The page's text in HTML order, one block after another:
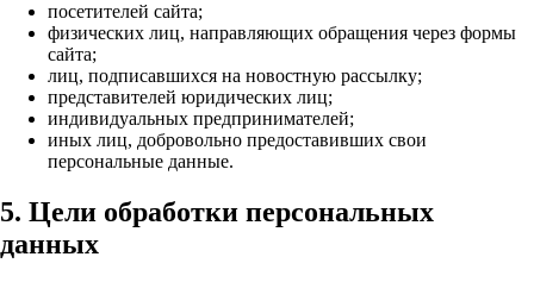
посетителей сайта;
физических лиц, направляющих обращения через формы
сайта;
лиц, подписавшихся на новостную рассылку;
представителей юридических лиц;
индивидуальных предпринимателей;
иных лиц, добровольно предоставивших свои
персональные данные.
5. Цели обработки персональных
данных